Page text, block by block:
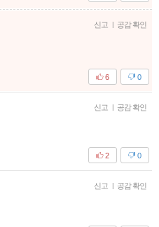
신고 | 공감 확인
0
6
신고 | 공감 확인
0
2
신고 | 공감 확인